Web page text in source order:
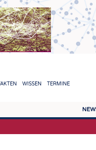
WISSEN TERMINE